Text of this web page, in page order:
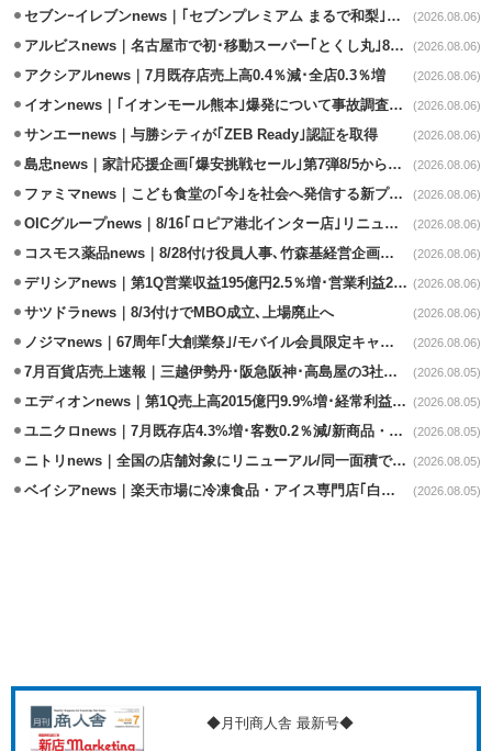
セブンｰイレブンnews｜｢セブンプレミアム まるで和梨｣8/11から順次発売 (2026.08.06)
アルビスnews｜名古屋市で初･移動スーパー｢とくし丸｣8/4運行開始 (2026.08.06)
アクシアルnews｜7月既存店売上高0.4％減･全店0.3％増 (2026.08.06)
イオンnews｜｢イオンモール熊本｣爆発について事故調査委員会設置 (2026.08.06)
サンエーnews｜与勝シティが｢ZEB Ready｣認証を取得 (2026.08.06)
島忠news｜家計応援企画｢爆安挑戦セール｣第7弾8/5から開催 (2026.08.06)
ファミマnews｜こども食堂の｢今｣を社会へ発信する新プロジェクト始動 (2026.08.06)
OICグループnews｜8/16｢ロピア港北インター店｣リニューアル/食品売場拡大 (2026.08.06)
コスモス薬品news｜8/28付け役員人事､竹森基経営企画部長が昇格 (2026.08.06)
デリシアnews｜第1Q営業収益195億円2.5％増･営業利益27.8%減 (2026.08.06)
サツドラnews｜8/3付けでMBO成立､上場廃止へ (2026.08.06)
ノジマnews｜67周年｢大創業祭｣/モバイル会員限定キャンペーン実施 (2026.08.06)
7月百貨店売上速報｜三越伊勢丹･阪急阪神･高島屋の3社は増収 (2026.08.05)
エディオンnews｜第1Q売上高2015億円9.9%増･経常利益127.5%増 (2026.08.05)
ユニクロnews｜7月既存店4.3%増･客数0.2％減/新商品・夏物商品が好調 (2026.08.05)
ニトリnews｜全国の店舗対象にリニューアル/同一面積で品揃え24％拡大 (2026.08.05)
ベイシアnews｜楽天市場に冷凍食品・アイス専門店｢白くま屋｣オープン (2026.08.05)
◆月刊商人舎 最新号◆